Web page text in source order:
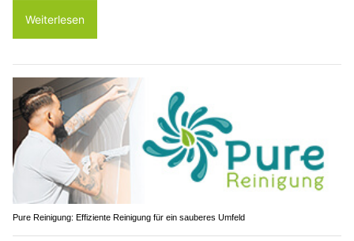
Weiterlesen
Pure Reinigung: Effiziente Reinigung für ein sauberes Umfeld